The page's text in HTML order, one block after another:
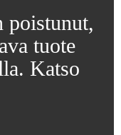
poistunut,
tuote
Katso